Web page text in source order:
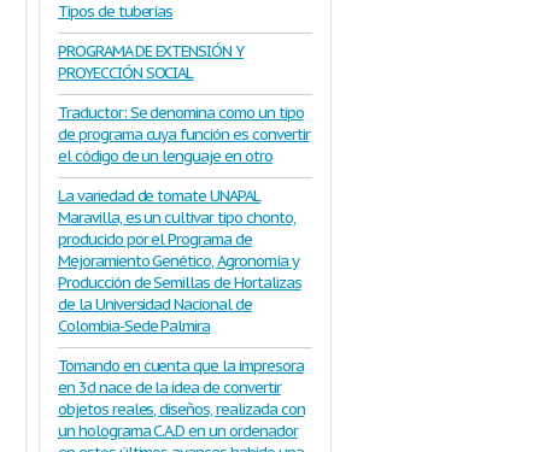
Tipos de tuberías
PROGRAMA DE EXTENSIÓN Y
PROYECCIÓN SOCIAL
Traductor: Se denomina como un tipo
de programa cuya función es convertir
el código de un lenguaje en otro
La variedad de tomate UNAPAL
Maravilla, es un cultivar tipo chonto,
producido por el Programa de
Mejoramiento Genético, Agronomía y
Producción de Semillas de Hortalizas
de la Universidad Nacional de
Colombia-Sede Palmira
Tomando en cuenta que la impresora
en 3d nace de la idea de convertir
objetos reales, diseños, realizada con
un holograma C.A.D en un ordenador